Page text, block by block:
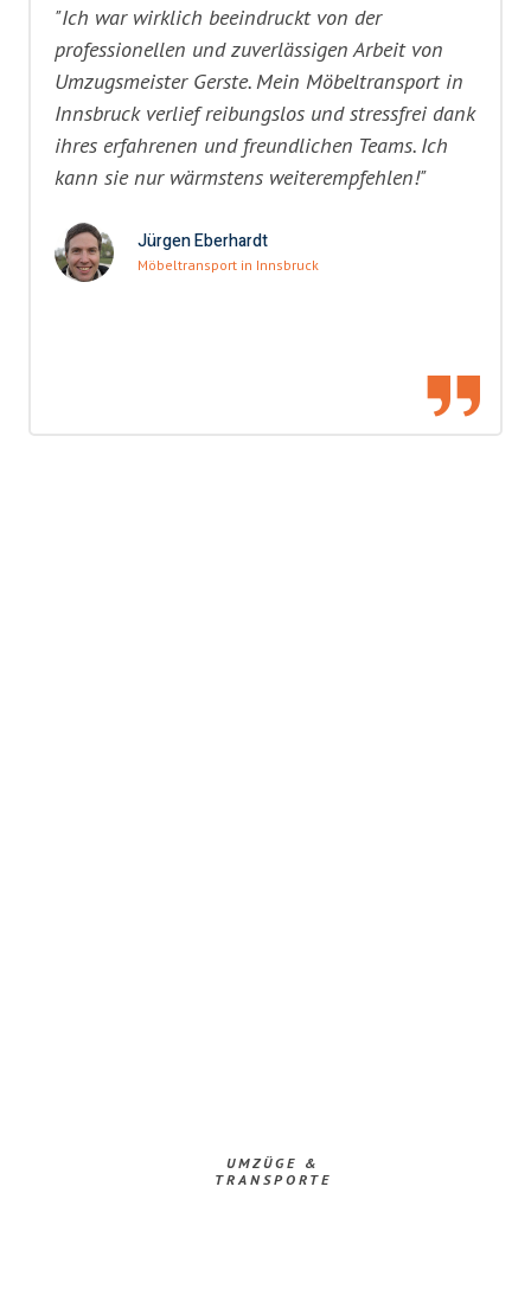
"Ich war wirklich beeindruckt von der
professionellen und zuverlässigen Arbeit von
Umzugsmeister Gerste. Mein Möbeltransport in
Innsbruck verlief reibungslos und stressfrei dank
ihres erfahrenen und freundlichen Teams. Ich
kann sie nur wärmstens weiterempfehlen!"
Jürgen Eberhardt
Möbeltransport in Innsbruck
UMZÜGE &
TRANSPORTE